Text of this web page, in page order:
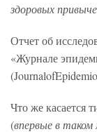
здоровых
Отчет об
«Журнале
Что же касается
(впервые в